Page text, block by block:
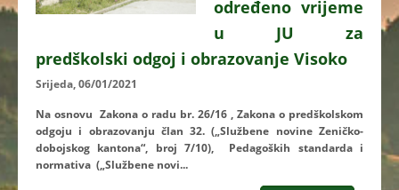
određeno vrijeme
u JU za
predškolski odgoj i obrazovanje Visoko
Srijeda, 06/01/2021
Na osnovu Zakona o radu br. 26/16 , Zakona o predškolskom
odgoju i obrazovanju član 32. („Službene novine Zeničko-
dobojskog kantona“, broj 7/10), Pedagoških standarda i
normativa („Službene novi...